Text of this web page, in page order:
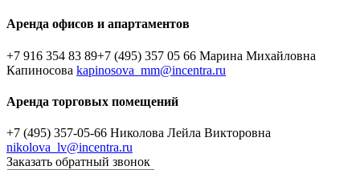
Аренда офисов и апартаментов
+7 916 354 83 89+7 (495) 357 05 66 Марина Михайловна
Капиносова kapinosova_mm@incentra.ru
Аренда торговых помещений
+7 (495) 357-05-66 Николова Лейла Викторовна
nikolova_lv@incentra.ru
Заказать обратный звонок